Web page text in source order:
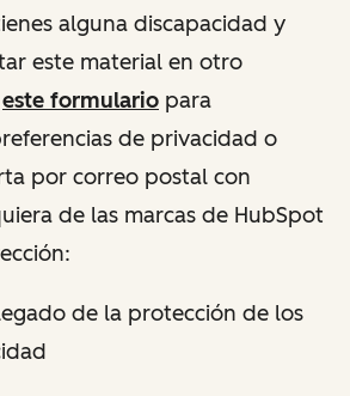
alguna discapacidad y
este material en otro
este formulario para
de privacidad o
por correo postal con
de las marcas de HubSpot
de la protección de los